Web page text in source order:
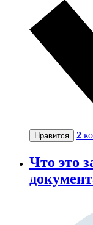
Нравится 2
Что это